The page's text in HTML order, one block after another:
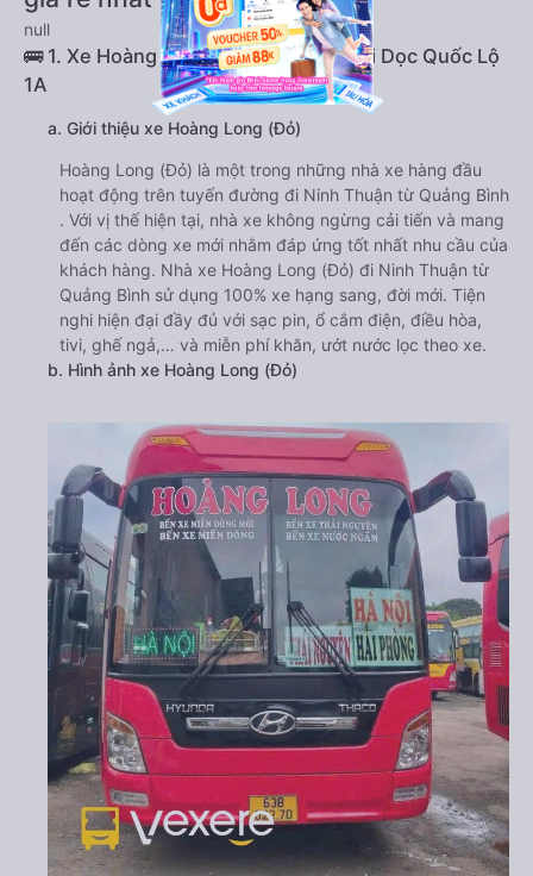
null
🚌 1. Xe Hoàng Long (Đỏ) khởi hành tại Dọc Quốc Lộ
1A
a. Giới thiệu xe Hoàng Long (Đỏ)
Hoàng Long (Đỏ) là một trong những nhà xe hàng đầu
hoạt động trên tuyến đường đi Ninh Thuận từ Quảng Bình
. Với vị thế hiện tại, nhà xe không ngừng cải tiến và mang
đến các dòng xe mới nhằm đáp ứng tốt nhất nhu cầu của
khách hàng. Nhà xe Hoàng Long (Đỏ) đi Ninh Thuận từ
Quảng Bình sử dụng 100% xe hạng sang, đời mới. Tiện
nghi hiện đại đầy đủ với sạc pin, ổ cắm điện, điều hòa,
tivi, ghế ngả,… và miễn phí khăn, ướt nước lọc theo xe.
b. Hình ảnh xe Hoàng Long (Đỏ)